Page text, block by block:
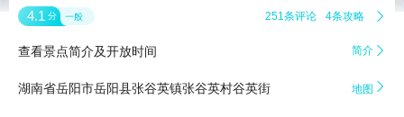
4.1 分 一般 251条评论 4条攻略 
查看景点简介及开放时间 简介 
湖南省岳阳市岳阳县张谷英镇张谷英村谷英街 地图 